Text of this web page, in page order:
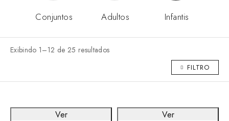
Conjuntos Adultos Infantis
Exibindo 1–12 de 25 resultados
FILTRO
Ver Ver